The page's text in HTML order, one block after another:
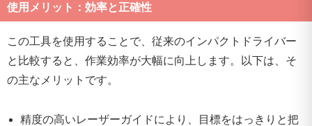
使用メリット：効率と正確性
この工具を使用することで、従来のインパクトドライバー
と比較すると、作業効率が大幅に向上します。以下は、そ
の主なメリットです。
精度の高いレーザーガイドにより、目標をはっきりと把